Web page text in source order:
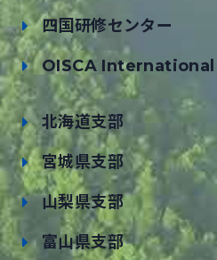
四国研修センター
OISCA International
北海道支部
宮城県支部
山梨県支部
富山県支部